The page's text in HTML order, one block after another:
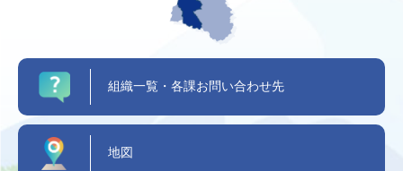
組織一覧・各課お問い合わせ先
地図